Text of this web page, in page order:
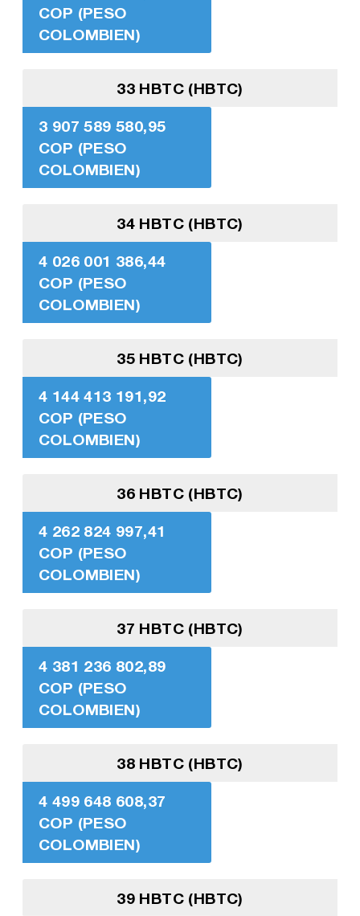
COP (PESO
COLOMBIEN)
33 HBTC (HBTC)
3 907 589 580,95
COP (PESO
COLOMBIEN)
34 HBTC (HBTC)
4 026 001 386,44
COP (PESO
COLOMBIEN)
35 HBTC (HBTC)
4 144 413 191,92
COP (PESO
COLOMBIEN)
36 HBTC (HBTC)
4 262 824 997,41
COP (PESO
COLOMBIEN)
37 HBTC (HBTC)
4 381 236 802,89
COP (PESO
COLOMBIEN)
38 HBTC (HBTC)
4 499 648 608,37
COP (PESO
COLOMBIEN)
39 HBTC (HBTC)